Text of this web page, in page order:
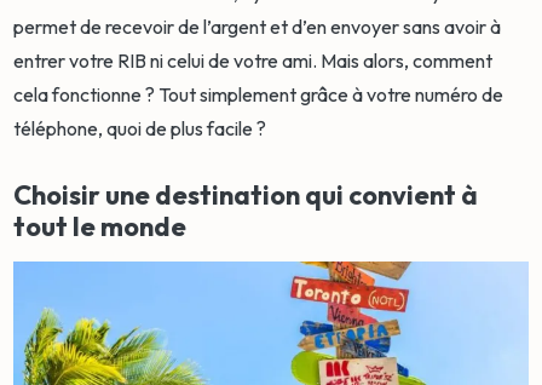
permet de recevoir de l’argent et d’en envoyer sans avoir à
entrer votre RIB ni celui de votre ami. Mais alors, comment
cela fonctionne ? Tout simplement grâce à votre numéro de
téléphone, quoi de plus facile ?
Choisir une destination qui convient à
tout le monde